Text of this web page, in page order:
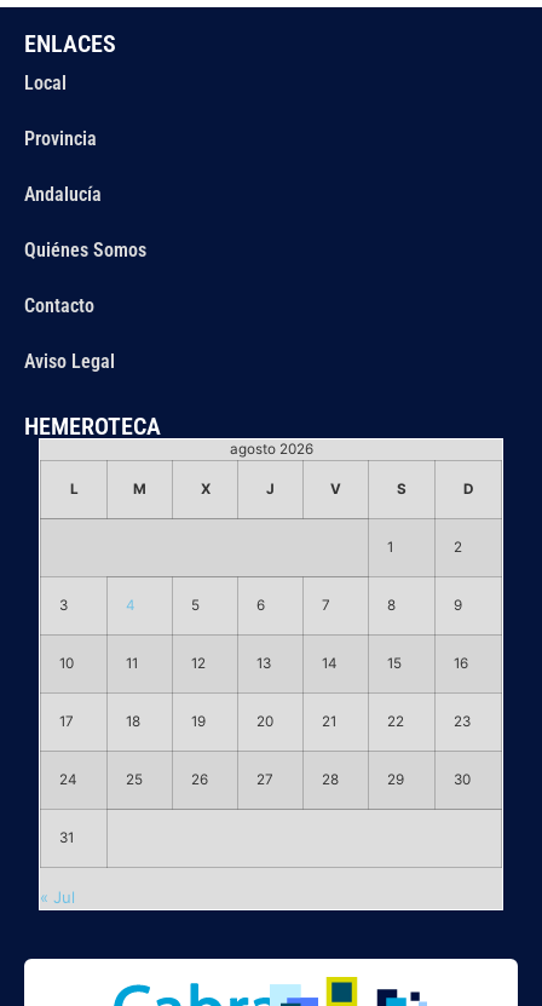
ENLACES
Local
Provincia
Andalucía
Quiénes Somos
Contacto
Aviso Legal
HEMEROTECA
agosto 2026
L M X J V S D
1 2
3 4 5 6 7 8 9
10 11 12 13 14 15 16
17 18 19 20 21 22 23
24 25 26 27 28 29 30
31
« Jul